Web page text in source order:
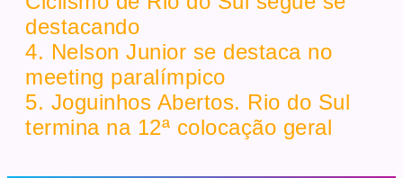
destacando
4. Nelson Junior se destaca no
meeting paralímpico
5. Joguinhos Abertos. Rio do Sul
termina na 12ª colocação geral